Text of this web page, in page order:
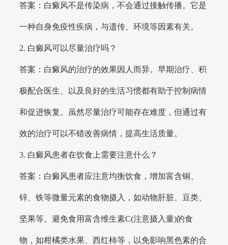
答案：白癜风不是传染病，不会通过接触传播。它是
一种自身免疫性疾病，与遗传、环境等因素有关。
2. 白癜风可以尽量治疗吗？
答案：白癜风的治疗的效果因人而异。早期治疗、积
极配合医生、以及良好的生活习惯都有助于控制病情
和促进恢复。虽然尽量治疗可能存在难度，但通过有
效的治疗可以不错改善病情，提高生活质量。
3. 白癜风患者在饮食上需要注意什么？
答案：白癜风患者应注意均衡饮食，增加富含铜、
锌、铁等微量元素的食物摄入，如动物肝脏、豆类、
坚果等。避免食用富含维生素C(注意摄入量)的食
物，如柑橘类水果、西红柿等，以免影响黑色素的合